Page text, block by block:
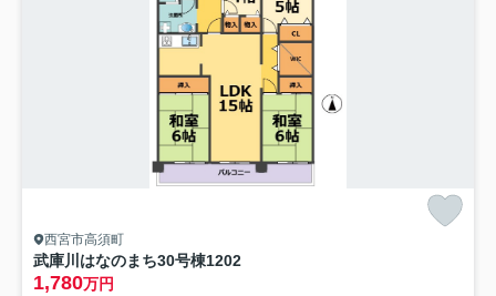
西宮市高須町
武庫川はなのまち30号棟1202
1,780万円